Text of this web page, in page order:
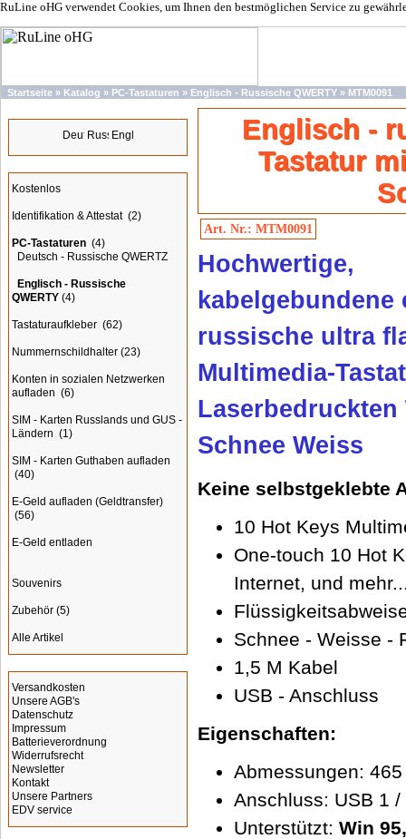
RuLine oHG verwendet Cookies, um Ihnen den bestmöglichen Service zu
Startseite » Katalog » PC-Tastaturen » Englisch - Russische QWERTY » MTM0091
Kostenlos
Identifikation & Attestat (2)
PC-Tastaturen (4)
Deutsch - Russische QWERTZ
Englisch - Russische
QWERTY (4)
Tastaturaufkleber (62)
Nummernschildhalter (23)
Konten in sozialen Netzwerken
aufladen (6)
SIM - Karten Russlands und GUS -
Ländern (1)
SIM - Karten Guthaben aufladen
(40)
E-Geld aufladen (Geldtransfer)
(56)
E-Geld entladen
Souvenirs
Zubehör (5)
Alle Artikel
Versandkosten
Unsere AGB's
Datenschutz
Impressum
Batterieverordnung
Widerrufsrecht
Newsletter
Kontakt
Unsere Partners
EDV service
Englisch -
Tastatur
Art. Nr.: MTM0091
Hochwertige,
kabelgebundene
russische ultra
Multimedia-
Laserbedruckten
Schnee Weiss
Keine selbstgeklebte
10 Hot Keys
One-touch 10 Hot
Internet, und
Schnee - Weisse -
1,5 M Kabel
USB - Anschluss
Eigenschaften:
Abmessungen:
Anschluss: USB 1 /
Unterstützt: Win